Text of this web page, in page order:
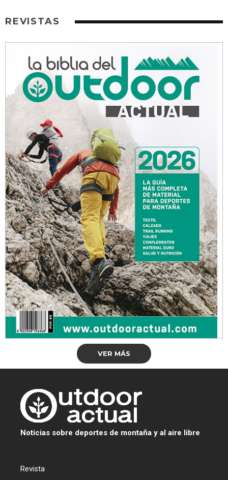
REVISTAS
VER MÁS
Noticias sobre deportes de montaña y al aire libre
Revista